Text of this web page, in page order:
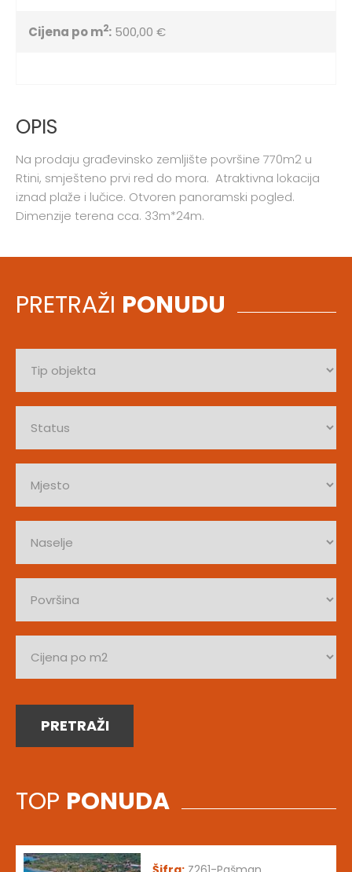
PRETRAŽI PONUDU
PRETRAŽI
TOP PONUDA
Cijena po m2: 500,00 €
OPIS
Na prodaju građevinsko zemljište površine 770m2 u
Rtini, smješteno prvi red do mora. Atraktivna lokacija
iznad plaže i lučice. Otvoren panoramski pogled.
Dimenzije terena cca. 33m*24m.